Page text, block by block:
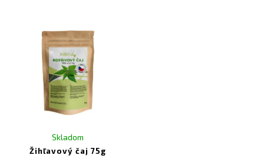
Žihľavový čaj 75g
Skladom